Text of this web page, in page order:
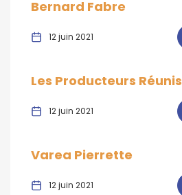
Bernard Fabre
12 juin 2021
Les Producteurs Réunis
12 juin 2021
Varea Pierrette
12 juin 2021